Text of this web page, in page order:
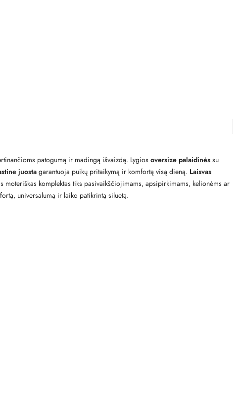
patogumą ir madingą išvaizdą. Lygios oversize palaidinės su
juostagarantuoja puikų pritaikymą ir komfortą visą dieną. Laisvas
komplektas tiks pasivaikščiojimams, apsipirkimams, kelionėms ar
universalumą ir laiko patikrintą siluetą.